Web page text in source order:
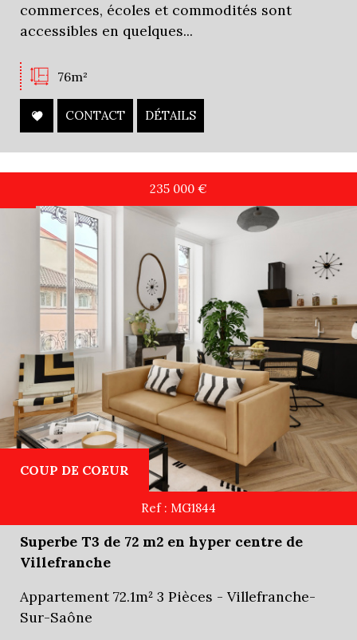
commerces, écoles et commodités sont
accessibles en quelques...
76m²
CONTACT DÉTAILS
COUP DE COEUR
235 000 €
Ref : MG1844
Superbe T3 de 72 m2 en hyper centre de
Villefranche
Appartement 72.1m² 3 Pièces - Villefranche-
Sur-Saône